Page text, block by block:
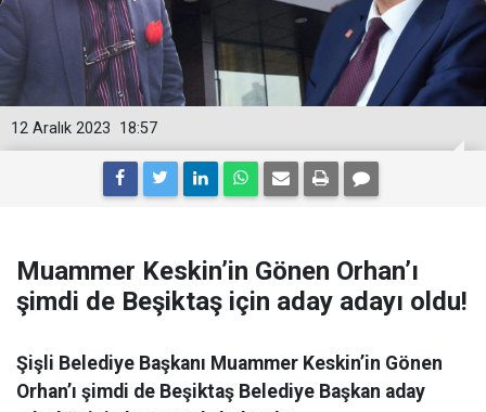
18:57
12 Aralık 2023
Muammer Keskin’in Gönen Orhan’ı
şimdi de Beşiktaş için aday adayı oldu!
Şişli Belediye Başkanı Muammer Keskin’in Gönen
Orhan’ı şimdi de Beşiktaş Belediye Başkan aday